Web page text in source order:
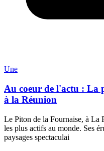
Une
Au coeur de l'actu : La
à la Réunion
Le Piton de la Fournaise, à La
les plus actifs au monde. Ses
paysages spectaculai